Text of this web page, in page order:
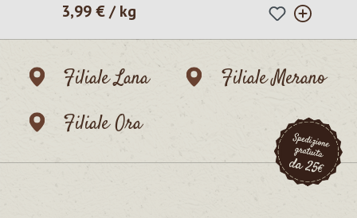
Prezzo normale:
3,99 € / kg
Filiale Lana
Filiale Merano
Filiale Ora